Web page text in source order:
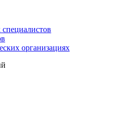
организациях